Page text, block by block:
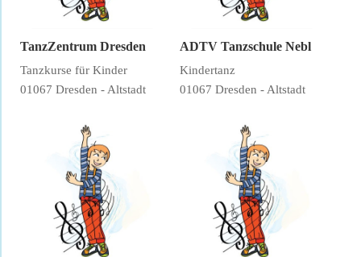
Filter verwerfen
TanzZentrum Dresden
Tanzkurse für Kinder
01067 Dresden - Altstadt
ADTV Tanzschule Nebl
Kindertanz
01067 Dresden - Altstadt